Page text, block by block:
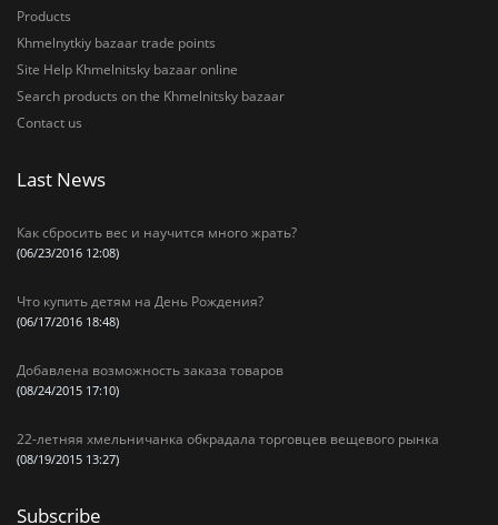
Products
Khmelnytkiy bazaar trade points
Site Help Khmelnitsky bazaar online
Search products on the Khmelnitsky bazaar
Contact us
Last News
Как сбросить вес и научится много жрать?
(06/23/2016 12:08)
Что купить детям на День Рождения?
(06/17/2016 18:48)
Добавлена возможность заказа товаров
(08/24/2015 17:10)
22-летняя хмельничанка обкрадала торговцев вещевого рынка
(08/19/2015 13:27)
Subscribe